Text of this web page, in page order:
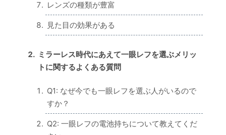
レンズの種類が豊富
見た目の効果がある
ミラーレス時代にあえて一眼レフを選ぶメリッ
トに関するよくある質問
Q1: なぜ今でも一眼レフを選ぶ人がいるので
すか？
Q2: 一眼レフの電池持ちについて教えてくだ